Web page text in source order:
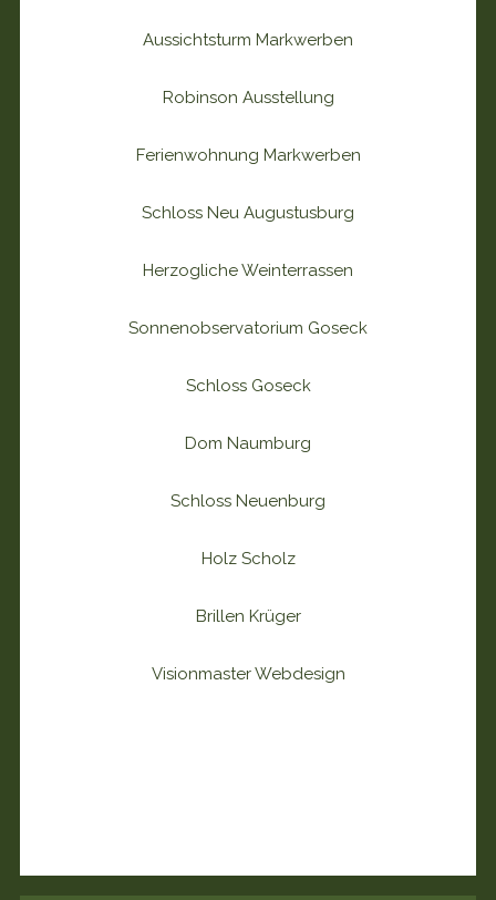
Aussichtsturm Markwerben
Robinson Ausstellung
Ferienwohnung Markwerben
Schloss Neu Augustusburg
Herzogliche Weinterrassen
Sonnenobservatorium Goseck
Schloss Goseck
Dom Naumburg
Schloss Neuenburg
Holz Scholz
Brillen Krüger
Visionmaster Webdesign